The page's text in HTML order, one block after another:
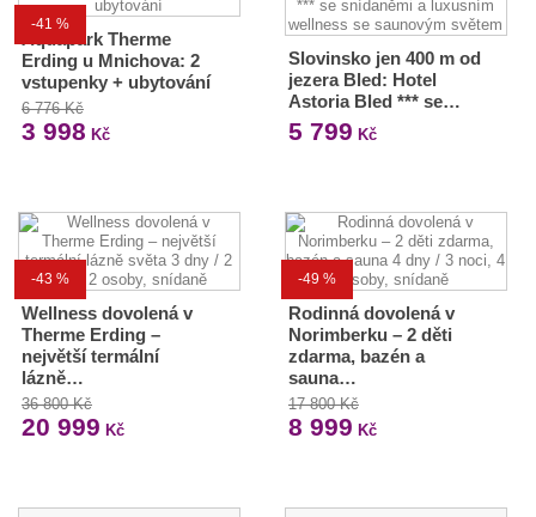
-41 %
Aquapark Therme
Erding u Mnichova: 2
vstupenky + ubytování
6 776 Kč
3 998 Kč
Slovinsko jen 400 m od
jezera Bled: Hotel
Astoria Bled *** se…
5 799 Kč
-43 %
Wellness dovolená v
Therme Erding –
největší termální
lázně…
36 800 Kč
20 999 Kč
-49 %
Rodinná dovolená v
Norimberku – 2 děti
zdarma, bazén a
sauna…
17 800 Kč
8 999 Kč